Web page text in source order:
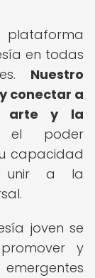
en todas
Nuestro
conectar a
arte y la
el poder
capacidad
unir a la
joven se
y